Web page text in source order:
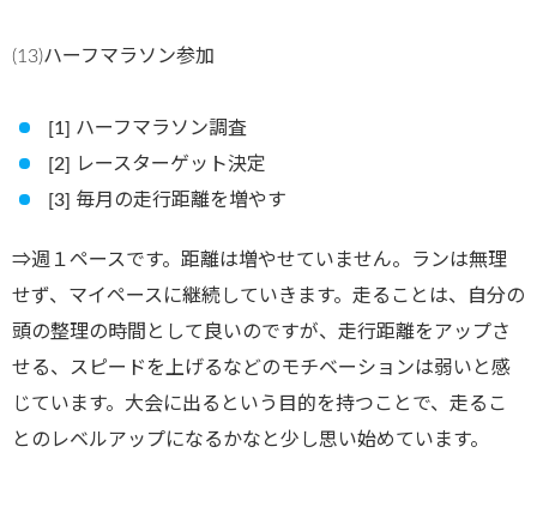
(13)ハーフマラソン参加
[1] ハーフマラソン調査
[2] レースターゲット決定
[3] 毎月の走行距離を増やす
⇒週１ペースです。距離は増やせていません。ランは無理
せず、マイペースに継続していきます。走ることは、自分の
頭の整理の時間として良いのですが、走行距離をアップさ
せる、スピードを上げるなどのモチベーションは弱いと感
じています。大会に出るという目的を持つことで、走るこ
とのレベルアップになるかなと少し思い始めています。